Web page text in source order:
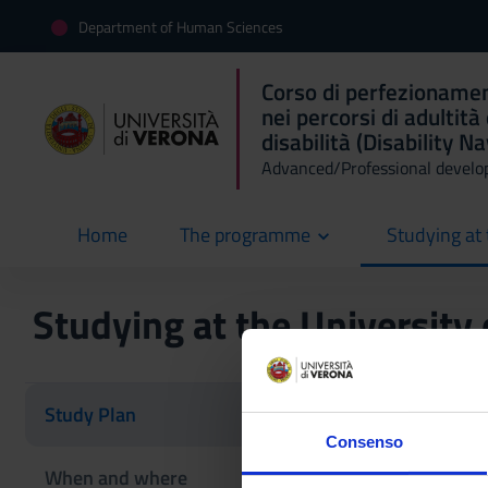
Consenso
Department of Human Sciences
Corso di
nei percorsi di adultità
disabilità (Disability
Advanced/Professional
Home
current The programme Studying
Studying at the University
Study Plan
When and where